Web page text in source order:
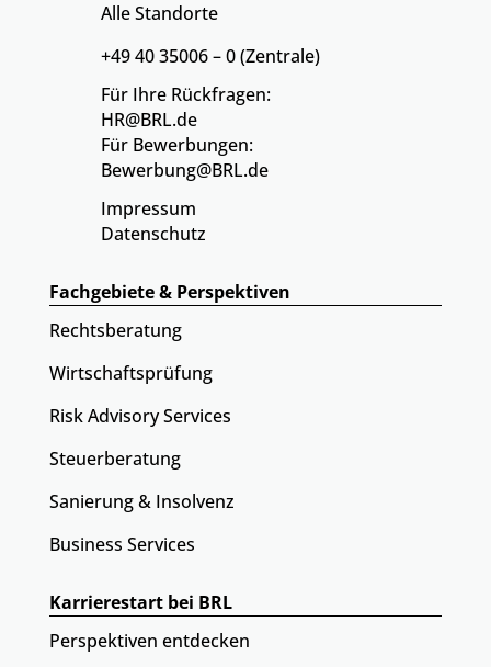
Alle Standorte
+49 40 35006 – 0 (Zentrale)
Für Ihre Rückfragen:
HR@BRL.de
Für Bewerbungen:
Bewerbung@BRL.de
Impressum
Datenschutz
Fachgebiete & Perspektiven
Rechtsberatung
Wirtschaftsprüfung
Risk Advisory Services
Steuerberatung
Sanierung & Insolvenz
Business Services
Karrierestart bei BRL
Perspektiven entdecken